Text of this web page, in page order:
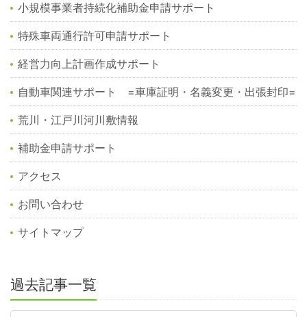
小規模事業者持続化補助金申請サポート
特殊車両通行許可申請サポート
経営力向上計画作成サポート
自動車関連サポート =車庫証明・名義変更・出張封印=
荒川・江戸川河川敷情報
補助金申請サポート
アクセス
お問い合わせ
サイトマップ
過去記事一覧